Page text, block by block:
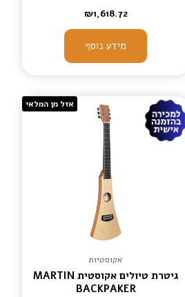
₪1,618.72
מידע נוסף
אזל מן המלאי
אקוסטיות
גיטרת טיולים אקוסטית MARTIN
BACKPAKER